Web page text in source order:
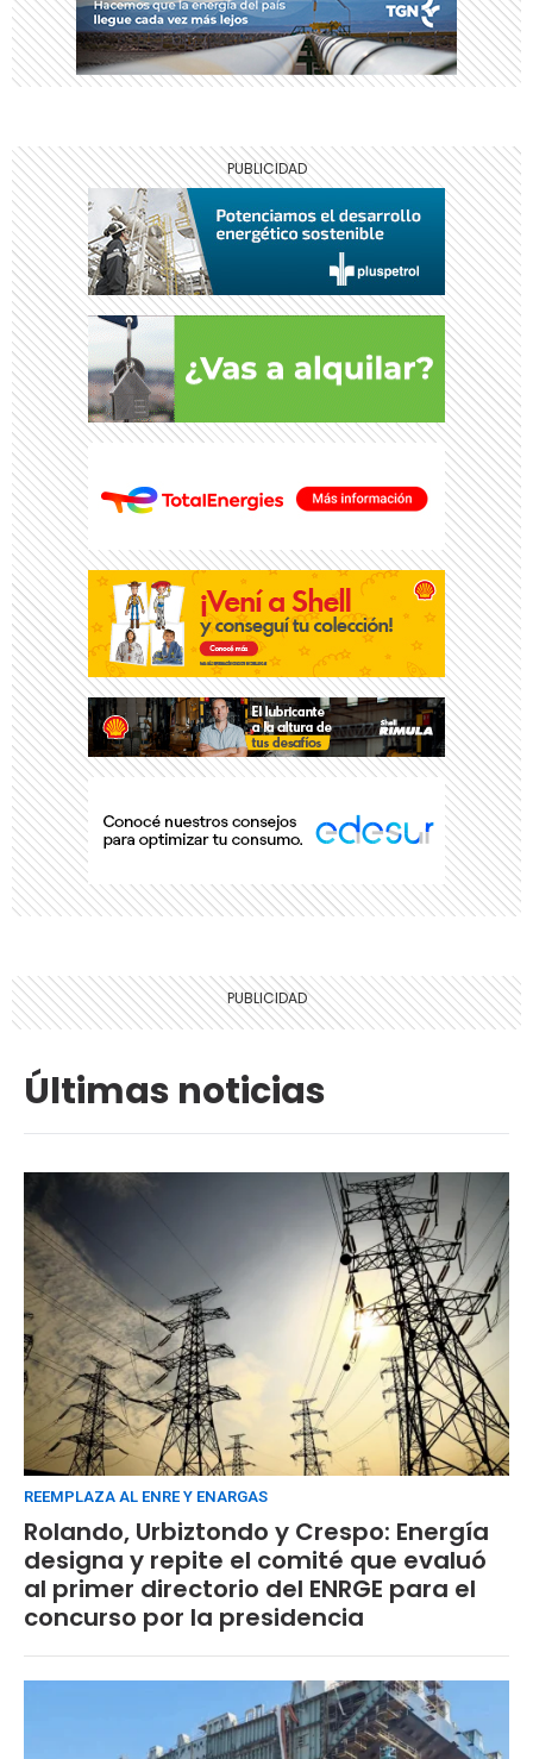
Últimas noticias
REEMPLAZA AL ENRE Y ENARGAS
Rolando, Urbiztondo y Crespo: Energía
designa y repite el comité que evaluó
al primer directorio del ENRGE para el
concurso por la presidencia